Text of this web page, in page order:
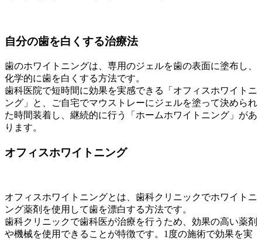
自分の歯を白くする治療法
歯のホワイトニングは、専用のジェルを歯の表面に塗布し、
化学的に歯を白くする方法です。
歯科医院で短時間に効果を実感できる「オフィスホワイトニ
ング」と、ご自宅でマウストレーにジェルを塗って決められ
た時間装着し、継続的に行う「ホームホワイトニング」があ
ります。
オフィスホワイトニング
オフィスホワイトニングとは、歯科クリニックでホワイトニ
ング薬剤を使用して歯を漂白する方法です。
歯科クリニックで歯科医が治療を行うため、効果の高い薬剤
や機械を使用できることが特徴です。1度の施術で効果を実